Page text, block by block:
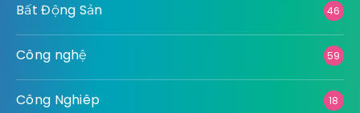
Bất Động Sản 46
Công nghệ 59
Công Nghiêp 18